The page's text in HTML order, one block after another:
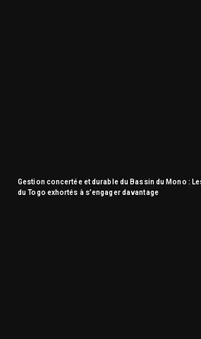
Gestion concertée et durable du Bassin du Mono :
du Togo exhortés à s’engager davantage